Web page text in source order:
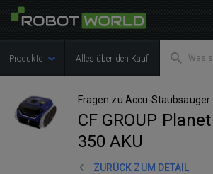
Produkte Alles über den Kauf
Fragen zu Accu-
CF GROUP
350 AKU
ZURÜCK ZUM DETAIL